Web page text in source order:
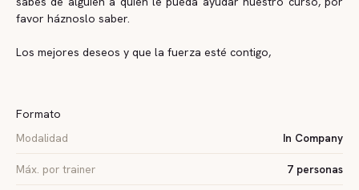
favor háznoslo saber.
Los mejores deseos y que la fuerza esté contigo,
Formato
Modalidad
In Company
Máx. por trainer 7 personas